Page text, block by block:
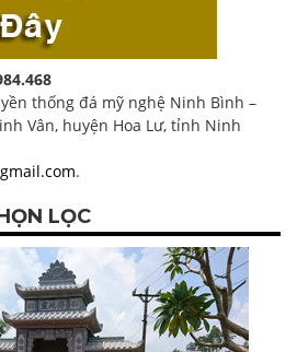
thống đá mỹ nghệ Ninh Bình –
Vân, huyện Hoa Lư, tỉnh Ninh
.
LỌC